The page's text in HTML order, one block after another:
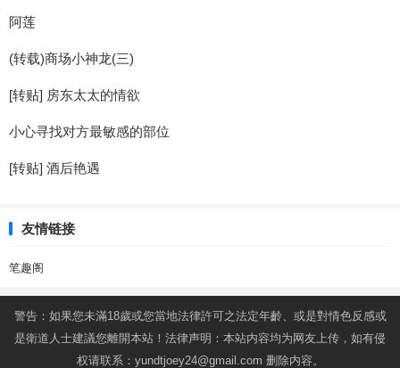
阿莲
(转载)商场小神龙(三)
[转贴] 房东太太的情欲
小心寻找对方最敏感的部位
[转贴] 酒后艳遇
友情链接
笔趣阁
警告：如果您未滿18歲或您當地法律許可之法定年齡、或是對情色反感或
是衛道人士建議您離開本站！法律声明：本站内容均为网友上传，如有侵
权请联系： yundtjoey24@gmail.com 删除内容。